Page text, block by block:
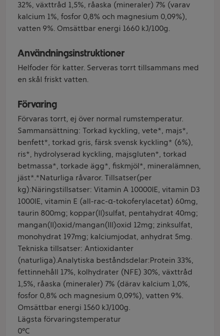
32%, växttråd 1,5%, råaska (mineraler) 7% (varav
kalcium 1%, fosfor 0,8% och magnesium 0,09%),
vatten 9%. Omsättbar energi 1660 kJ/100g.
Användningsinstruktioner
Helfoder för katter. Serveras torrt tillsammans med
en skål friskt vatten.
Förvaring
Förvaras torrt, ej över normal rumstemperatur.
Sammansättning: Torkad kyckling, vete*, majs*,
benfett*, torkad gris, färsk svensk kyckling* (6%),
ris*, hydrolyserad kyckling, majsgluten*, torkad
betmassa*, torkade ägg*, fiskmjöl*, mineralämnen,
jäst*.*Naturliga råvaror. Tillsatser(per
kg):Näringstillsatser: Vitamin A 10000IE, vitamin D3
1000IE, vitamin E (all-rac-α-tokoferylacetat) 60mg,
taurin 800mg; koppar(II)sulfat, pentahydrat 40mg;
mangan(II)oxid/mangan(III)oxid 12mg; zinksulfat,
monohydrat 197mg; kalciumjodat, anhydrat 5mg.
Tekniska tillsatser: Antioxidanter
(naturliga).Analytiska beståndsdelar:Protein 33%,
fettinnehåll 17%, kolhydrater (NFE) 30%, växttråd
1,5%, råaska (mineraler) 7% (därav kalcium 1,0%,
fosfor 0,8% och magnesium 0,09%), vatten 9%.
Omsättbar energi 1560 kJ/100g.
Lägsta förvaringstemperatur
0°C